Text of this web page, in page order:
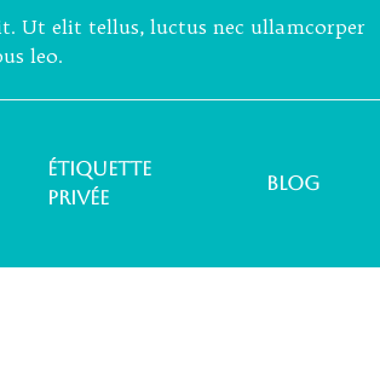
Ut elit tellus, luctus nec ullamcorper
leo.
ÉTIQUETTE
PRIVÉE
Blog